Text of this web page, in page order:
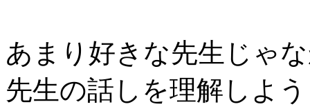
あまり好きな先生じゃ
先生の話しを理解しよ